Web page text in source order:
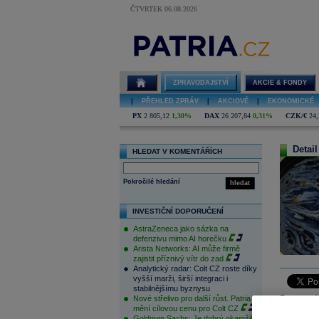
ČTVRTEK 06.08.2026
ZPRAVODAJSTVÍ AKCIE & FONDY
PŘEHLED ZPRÁV AKCIOVÉ EKONOMICKÉ
PX 2 805,12 1,30% DAX 26 207,84 0,31% CZK/€
HLEDAT V KOMENTÁŘÍCH
hledat
Pokročilé hledání
INVESTIČNÍ DOPORUČENÍ
AstraZeneca jako sázka na
defenzivu mimo AI horečku
Arista Networks: AI může firmě
zajistit příznivý vítr do zad
Analytický radar: Colt CZ roste díky
vyšší marži, širší integraci i
stabilnějšímu byznysu
Nové střelivo pro další růst. Patria
mění cílovou cenu pro Colt CZ
Pro ropu